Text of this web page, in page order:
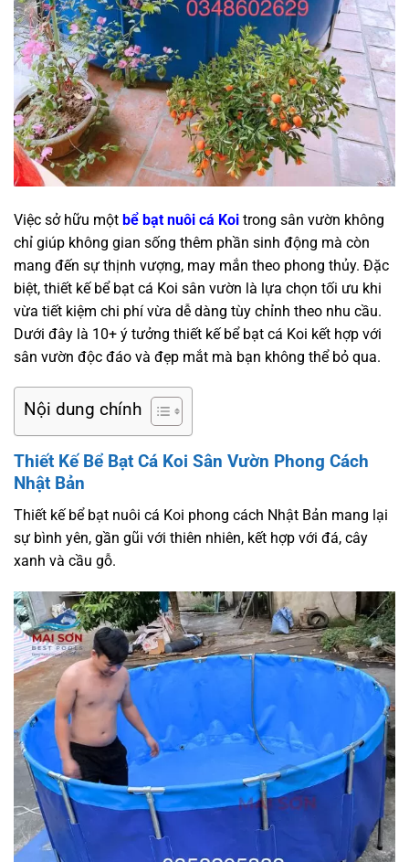
Việc sở hữu một bể bạt nuôi cá Koi trong sân vườn không
chỉ giúp không gian sống thêm phần sinh động mà còn
mang đến sự thịnh vượng, may mắn theo phong thủy. Đặc
biệt, thiết kế bể bạt cá Koi sân vườn là lựa chọn tối ưu khi
vừa tiết kiệm chi phí vừa dễ dàng tùy chỉnh theo nhu cầu.
Dưới đây là 10+ ý tưởng thiết kế bể bạt cá Koi kết hợp với
sân vườn độc đáo và đẹp mắt mà bạn không thể bỏ qua.
Nội dung chính
Thiết Kế Bể Bạt Cá Koi Sân Vườn Phong Cách
Nhật Bản
Thiết kế bể bạt nuôi cá Koi phong cách Nhật Bản mang lại
sự bình yên, gần gũi với thiên nhiên, kết hợp với đá, cây
xanh và cầu gỗ.